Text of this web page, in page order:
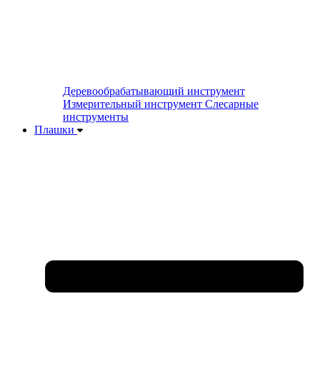
Деревообрабатывающий инструмент
Измерительный инструмент Слесарные
инструменты
Плашки